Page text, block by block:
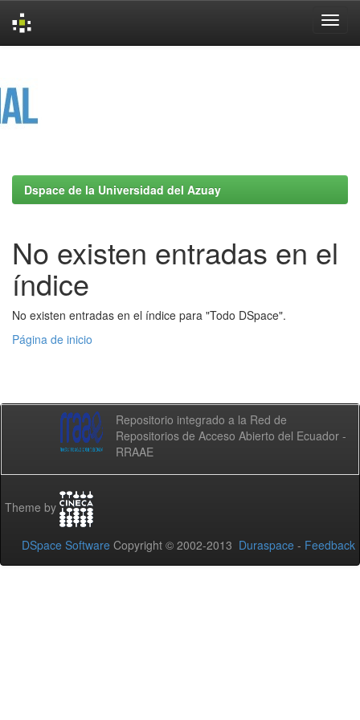
Dspace de la Universidad del Azuay
No existen entradas en el
índice
No existen entradas en el índice para "Todo DSpace".
Página de inicio
Repositorio integrado a la Red de
Repositorios de Acceso Abierto del Ecuador -
RRAAE
Theme by
DSpace Software Copyright © 2002-2013 Duraspace - Feedback